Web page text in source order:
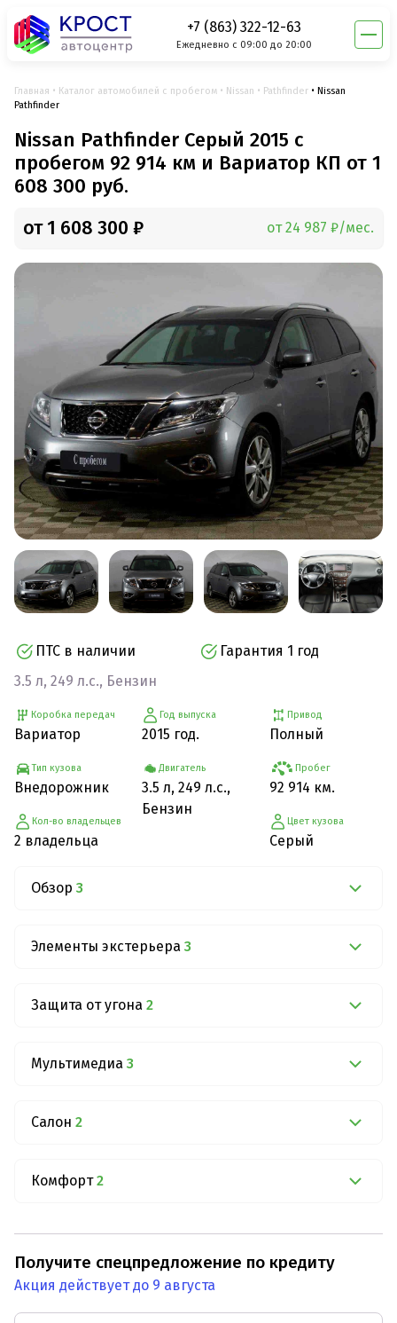
+7 (863) 322-12-63
Ежедневно с 09:00 до 20:00
Главная Каталог автомобилей с пробегом Nissan Pathfinder
Nissan
Pathfinder
Nissan Pathfinder Серый 2015 с
пробегом 92 914 км и Вариатор КП от 1
608 300 руб.
от 1 608 300 ₽ от 24 987 ₽/мес.
ПТС в наличии
Гарантия 1 год
3.5 л, 249 л.с., Бензин
Коробка передач
Вариатор
Тип кузова
Внедорожник
Кол-во владельцев
2 владельца
Год выпуска
2015 год.
Двигатель
3.5 л, 249 л.с.,
Бензин
Привод
Полный
Пробег
92 914 км.
Цвет кузова
Серый
Обзор 3
Элементы экстерьера 3
Защита от угона 2
Мультимедиа 3
Салон 2
Комфорт 2
Получите спецпредложение по кредиту
Акция действует до 9 августа